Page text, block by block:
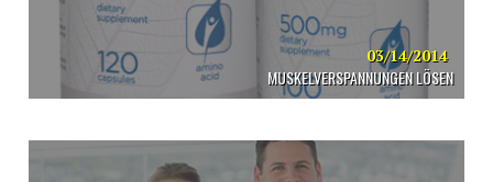
03/14/2014
MUSKELVERSPANNUNGEN LÖSEN